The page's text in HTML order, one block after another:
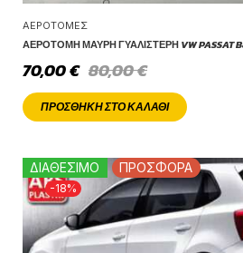
ΑΕΡΟΤΟΜΈΣ
ΑΕΡΟΤΟΜΉ ΜΑΎΡΗ ΓΥΑΛΙΣΤΕΡΉ VW PASSAT
80,00€
70,00€
ΠΡΟΣΘΉΚΗ ΣΤΟ ΚΑΛΆΘΙ
-18%
ΔΙΑΘΕΣΙΜΟ ΠΡΟΣΦΟΡΑ